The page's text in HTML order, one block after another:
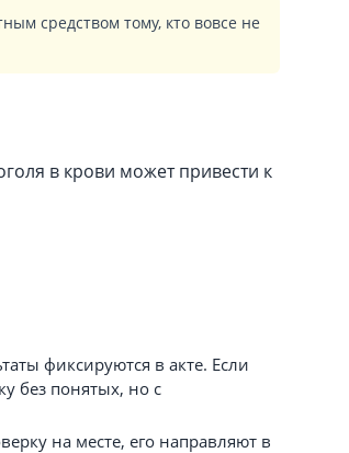
средством тому, кто вовсе не
в крови может привести к
фиксируются в акте. Если
без понятых, но с
на месте, его направляют в